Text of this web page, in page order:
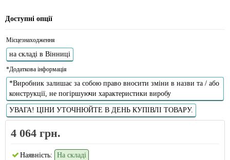
Доступні опції
Місцезнаходження
на складі в Вінниці
*Додаткова інформація
*Виробник залишає за собою право вносити зміни в назви та / або
конструкції, не погіршуючи характеристики виробу
УВАГА! ЦІНИ УТОЧНЮЙТЕ В ДЕНЬ КУПІВЛІ ТОВАРУ.
4 064 грн.
Наявність: На складі